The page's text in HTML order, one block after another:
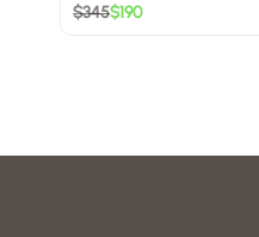
$345$190